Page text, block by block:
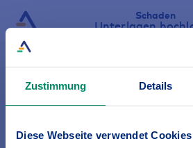
Zustimmung Details
Diese Webseite verwendet Cookies
Schaden
Unterlagen